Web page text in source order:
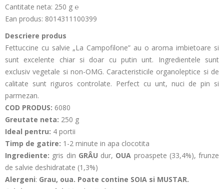
Cantitate neta: 250 g ℮
Ean produs: 8014311100399
Descriere produs
Fettuccine cu salvie „La Campofilone” au o aroma imbietoare si
sunt excelente chiar si doar cu putin unt. Ingredientele sunt
exclusiv vegetale si non-OMG. Caracteristicile organoleptice si de
calitate sunt riguros controlate. Perfect cu unt, nuci de pin si
parmezan.
COD PRODUS: 6080
Greutate neta: 250 g
Ideal pentru: 4 portii
Timp de gatire: 1-2 minute in apa clocotita
Ingrediente: gris din GRÂU dur, OUA proaspete (33,4%), frunze
de salvie deshidratate (1,3%)
Alergeni: Grau, oua. Poate contine SOIA si MUSTAR.